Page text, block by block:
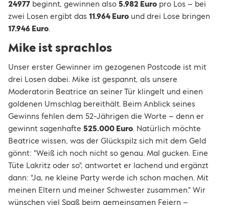
24977 beginnt, gewinnen also 5.982 Euro pro Los – bei
zwei Losen ergibt das 11.964 Euro und drei Lose bringen
17.946 Euro.
Mike ist sprachlos
Unser erster Gewinner im gezogenen Postcode ist mit
drei Losen dabei. Mike ist gespannt, als unsere
Moderatorin Beatrice an seiner Tür klingelt und einen
goldenen Umschlag bereithält. Beim Anblick seines
Gewinns fehlen dem 52-Jährigen die Worte – denn er
gewinnt sagenhafte 525.000 Euro. Natürlich möchte
Beatrice wissen, was der Glückspilz sich mit dem Geld
gönnt: "Weiß ich noch nicht so genau. Mal gucken. Eine
Tüte Lakritz oder so", antwortet er lachend und ergänzt
dann: "Ja, ne kleine Party werde ich schon machen. Mit
meinen Eltern und meiner Schwester zusammen." Wir
wünschen viel Spaß beim gemeinsamen Feiern –